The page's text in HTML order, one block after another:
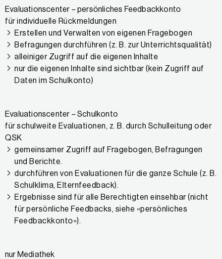
Evaluationscenter – persönliches Feedbackkonto
für individuelle Rückmeldungen
Erstellen und Verwalten von eigenen Fragebogen
Befragungen durchführen (z. B. zur Unterrichtsqualität)
alleiniger Zugriff auf die eigenen Inhalte
nur die eigenen Inhalte sind sichtbar (kein Zugriff auf
Daten im Schulkonto)
Evaluationscenter – Schulkonto
für schulweite Evaluationen, z. B. durch Schulleitung oder
QSK
gemeinsamer Zugriff auf Fragebogen, Befragungen
und Berichte.
durchführen von Evaluationen für die ganze Schule (z. B.
Schulklima, Elternfeedback).
Ergebnisse sind für alle Berechtigten einsehbar (nicht
für persönliche Feedbacks, siehe «persönliches
Feedbackkonto»).
nur Mediathek